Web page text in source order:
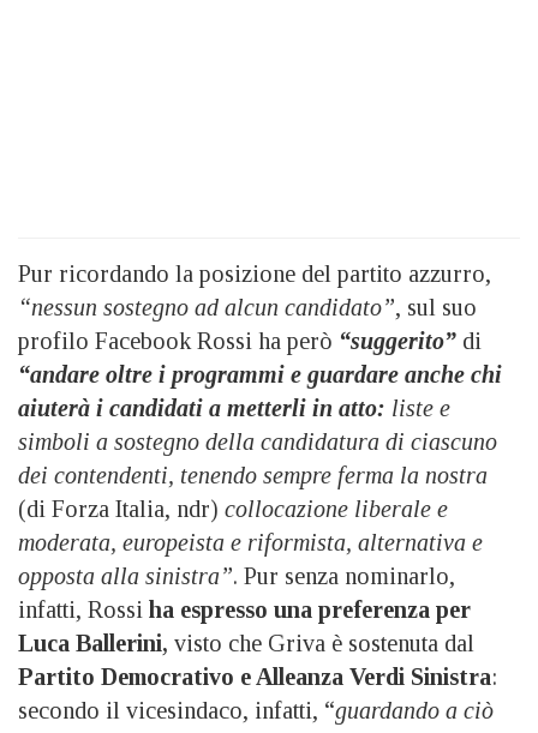
Pur ricordando la posizione del partito azzurro,
“nessun sostegno ad alcun candidato”, sul suo
profilo Facebook Rossi ha però “suggerito” di
“andare oltre i programmi e guardare anche chi
aiuterà i candidati a metterli in atto: liste e
simboli a sostegno della candidatura di ciascuno
dei contendenti, tenendo sempre ferma la nostra
(di Forza Italia, ndr) collocazione liberale e
moderata, europeista e riformista, alternativa e
opposta alla sinistra”. Pur senza nominarlo,
infatti, Rossi ha espresso una preferenza per
Luca Ballerini, visto che Griva è sostenuta dal
Partito Democrativo e Alleanza Verdi Sinistra:
secondo il vicesindaco, infatti, “guardando a ciò